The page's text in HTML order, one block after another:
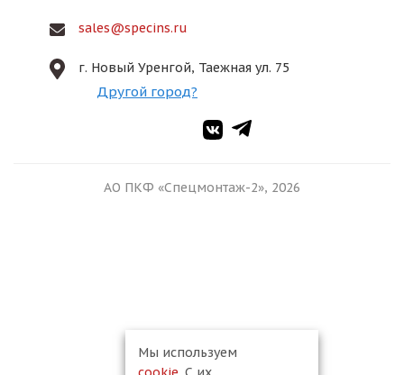
sales@specins.ru
г. Новый Уренгой, Таежная ул. 75
Другой город?
АО ПКФ «Спецмонтаж-2», 2026
Мы используем